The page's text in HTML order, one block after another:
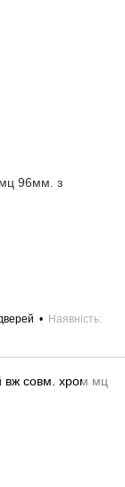
96мм. з
Наявність